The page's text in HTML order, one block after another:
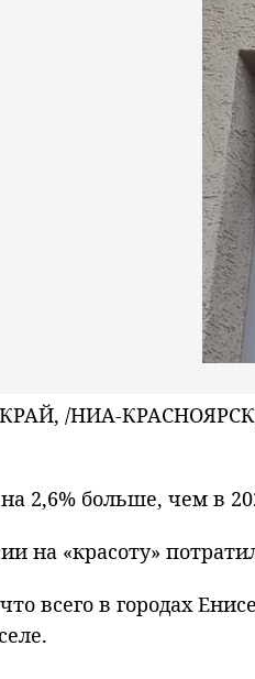
/НИА-КРАСНОЯРСК/.
2,6% больше, чем в
на «красоту»
всего в городах